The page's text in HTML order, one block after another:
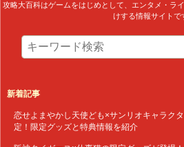
攻略大百科はゲームをはじめとして、エンタメ・ラ
けする情報サイトで
新着記事
恋せよまやかし天使ども×サンリオキャラク
定！限定グッズと特典情報を紹介